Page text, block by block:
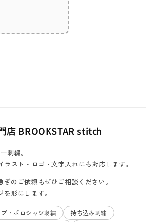
店 BROOKSTAR stitch
刺繍。
スト・ロゴ・文字入れにも対応します。
のご依頼もぜひご相談ください。
形にします。
・ポロシャツ刺繍
持ち込み刺繍